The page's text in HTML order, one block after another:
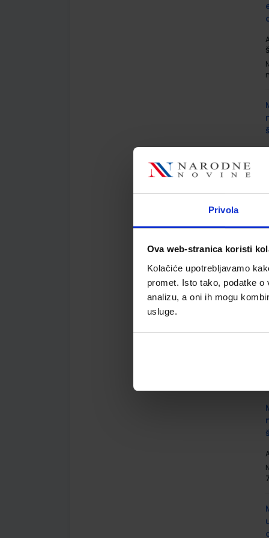
Privola
Ova web-stranica koristi
Kolačiće upotrebljavamo
promet. Isto tako, podatke
analizu, a oni ih mogu
usluge.